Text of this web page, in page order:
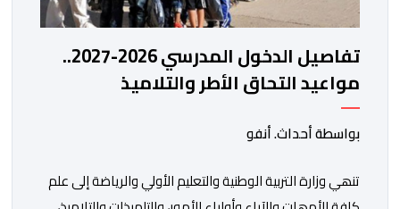
تفاصيل الدخول المدرسي 2026-2027..
مواعيد التحاق الأطر والتلاميذ
بالمؤسسات التعليمية
بواسطة أحداث. أنفو
تنھي وزارة التربیة الوطنیة والتعلیم الأولي والریاضة إلى علم